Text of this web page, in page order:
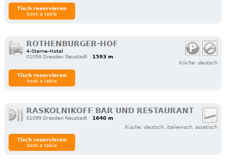
Tisch reservieren
book a table
ROTHENBURGER-HOF
4-Sterne-Hotel
01099 Dresden Neustadt
1593 m
Küche: deutsch
Tisch reservieren
book a table
RASKOLNIKOFF BAR UND RESTAURANT
01099 Dresden Neustadt
1640 m
Küche: deutsch, italienisch, asiatisch
Tisch reservieren
book a table